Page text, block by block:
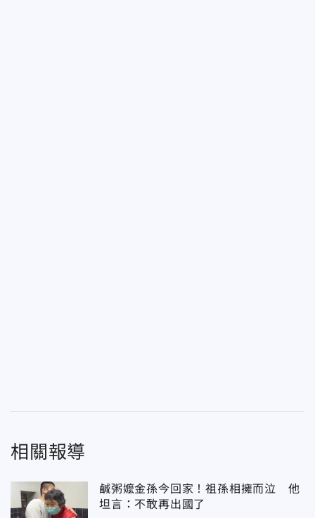
相關報導
鹹粥嬤金孫今回家！祖孫相擁而泣 他
坦言：不敢再出國了